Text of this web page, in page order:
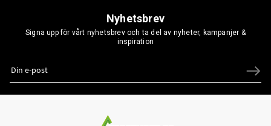
Nyhetsbrev
Signa upp för vårt nyhetsbrev och ta del av nyheter, kampanjer &
inspiration